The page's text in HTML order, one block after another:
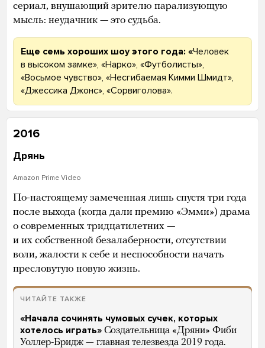
сериал, внушающий зрителю парализующую
мысль: неудачник — это судьба.
Еще семь хороших шоу этого года: «Человек
в высоком замке», «Нарко», «Футболисты»,
«Восьмое чувство», «Несгибаемая Кимми Шмидт»,
«Джессика Джонс», «Сорвиголова».
2016
Дрянь
Amazon Prime Video
По-настоящему замеченная лишь спустя три года
после выхода (когда дали премию «Эмми») драма
о современных тридцатилетних —
и их собственной безалаберности, отсутствии
воли, жалости к себе и неспособности начать
пресловутую новую жизнь.
ЧИТАЙТЕ ТАКЖЕ
«Начала сочинять чумовых сучек, которых
хотелось играть» Создательница «Дряни» Фиби
Уоллер-Бридж — главная телезвезда 2019 года.